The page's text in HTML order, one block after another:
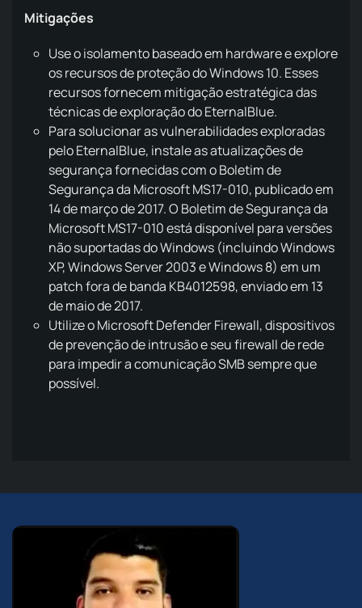
Mitigações
Use o isolamento baseado em hardware e explore
os recursos de proteção do Windows 10. Esses
recursos fornecem mitigação estratégica das
técnicas de exploração do EternalBlue.
Para solucionar as vulnerabilidades exploradas
pelo EternalBlue, instale as atualizações de
segurança fornecidas com o Boletim de
Segurança da Microsoft MS17-010, publicado em
14 de março de 2017. O Boletim de Segurança da
Microsoft MS17-010 está disponível para versões
não suportadas do Windows (incluindo Windows
XP, Windows Server 2003 e Windows 8) em um
patch fora de banda KB4012598, enviado em 13
de maio de 2017.
Utilize o Microsoft Defender Firewall, dispositivos
de prevenção de intrusão e seu firewall de rede
para impedir a comunicação SMB sempre que
possível.